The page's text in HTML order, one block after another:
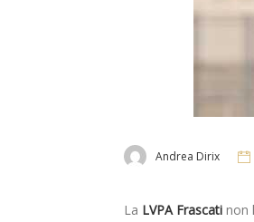
Andrea Dirix
La LVPA Frascati non